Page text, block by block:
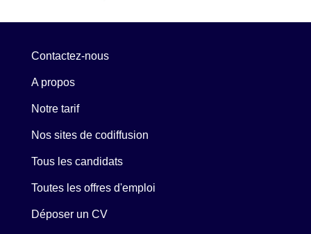
Contactez-nous
A propos
Notre tarif
Nos sites de codiffusion
Tous les candidats
Toutes les offres d'emploi
Déposer un CV